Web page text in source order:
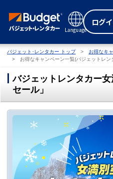
Language
ログ
バジェット･レンタカー トップ
お得なキ
お得なキャンペーン一覧(バジェットレ
バジェットレンタカー
セール」